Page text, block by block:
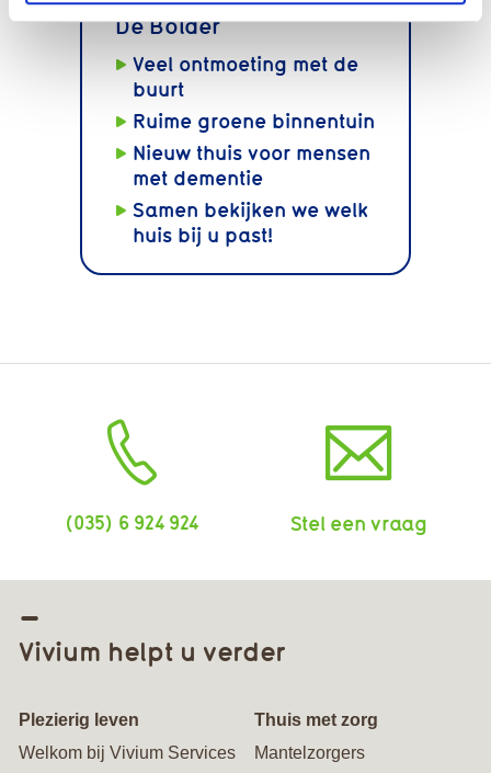
De Bolder
Veel ontmoeting met de
buurt
Ruime groene binnentuin
Nieuw thuis voor mensen
met dementie
Samen bekijken we welk
huis bij u past!
(035) 6 924 924 Stel een vraag
Vivium helpt u verder
Plezierig leven
Welkom bij Vivium Services
Thuis met zorg
Mantelzorgers